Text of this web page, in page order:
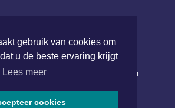
gebruik van cookies om
u de beste ervaring krijgt
Lees meer
cookies
nieuwsbrief en krijg wekelijks een